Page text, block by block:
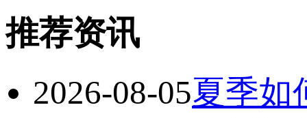
推荐资讯
2026-08-05夏季如